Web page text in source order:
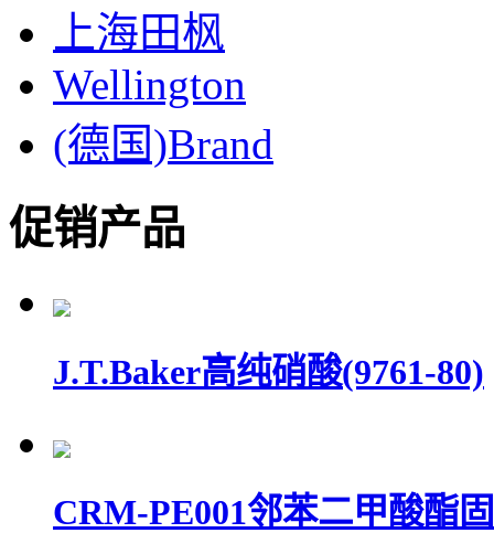
上海田枫
Wellington
(德国)Brand
促销产品
J.T.Baker高纯硝酸(9761-80)
CRM-PE001邻苯二甲酸酯